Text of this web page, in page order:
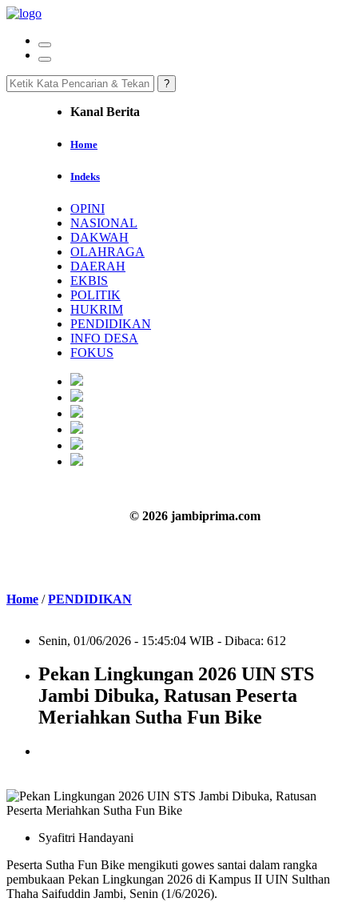
Kanal Berita
Home
Indeks
OPINI
NASIONAL
DAKWAH
OLAHRAGA
DAERAH
EKBIS
POLITIK
HUKRIM
PENDIDIKAN
INFO DESA
FOKUS
© 2026 jambiprima.com
Home /PENDIDIKAN
Senin, 01/06/2026 - 15:45:04 WIB - Dibaca: 612
Pekan Lingkungan 2026 UIN STS
Jambi Dibuka, Ratusan Peserta
Meriahkan Sutha Fun Bike
Syafitri Handayani
Peserta Sutha Fun Bike mengikuti gowes santai dalam rangka
pembukaan Pekan Lingkungan 2026 di Kampus II UIN Sulthan
Thaha Saifuddin Jambi, Senin (1/6/2026).